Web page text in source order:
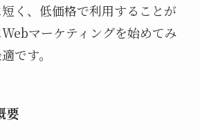
く、低価格で利用することが
マーケティングを始めてみ
です。
要